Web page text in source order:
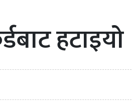
हटाइयो